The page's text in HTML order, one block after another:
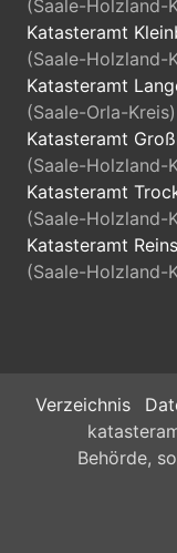
(Saale-Holzland-
Katasteramt
(Saale-Holzland-
Katasteramt
(Saale-Orla-Kreis)
Katasteramt
(Saale-Holzland-
Katasteramt
(Saale-Holzland-
Katasteramt
(Saale-Holzland-
Verzeichnis
Behörde,